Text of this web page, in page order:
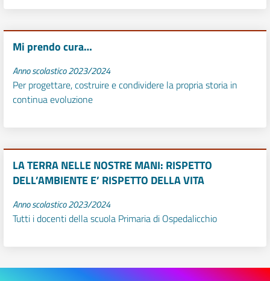
Mi prendo cura…
Anno scolastico 2023/2024
Per progettare, costruire e condividere la propria storia in
continua evoluzione
LA TERRA NELLE NOSTRE MANI: RISPETTO
DELL’AMBIENTE E’ RISPETTO DELLA VITA
Anno scolastico 2023/2024
Tutti i docenti della scuola Primaria di Ospedalicchio